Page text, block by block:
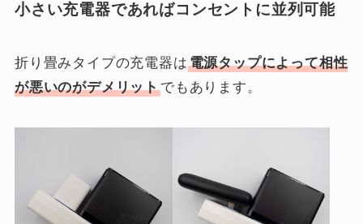
小さい充電器であればコンセントに並列可能
折り畳みタイプの充電器は電源タップによって相性
が悪いのがデメリットでもあります。